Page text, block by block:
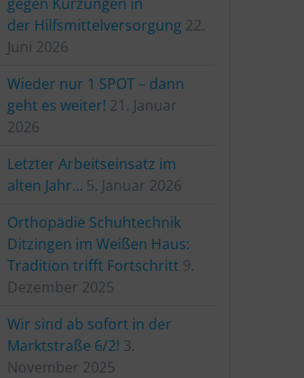
der Hilfsmittelversorgung 22.
Juni 2026
Wieder nur 1 SPOT – dann
geht es weiter! 21. Januar
2026
Letzter Arbeitseinsatz im
alten Jahr… 5. Januar 2026
Orthopädie Schuhtechnik
Ditzingen im Weißen Haus:
Tradition trifft Fortschritt 9.
Dezember 2025
Wir sind ab sofort in der
Marktstraße 6/2! 3.
November 2025